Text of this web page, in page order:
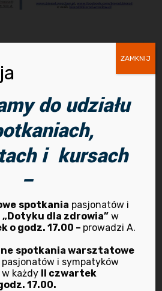
początkujących
”– prowadzenie
Krzysztof
Kazmierowicz
Next post
do udziału
i kursach
–
spotkania pasjonatów i
„Dotyku dla zdrowia” w
o godz. 17.00 – prowadzi A.
spotkania warsztatowe
i sympatyków
w każdy II czwartek
17.00.
ZAMKNIJ